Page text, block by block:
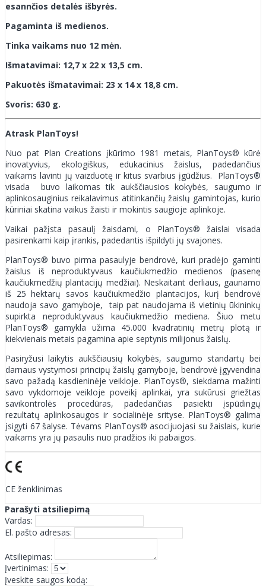
esannčios detalės išbyrės.
Pagaminta iš medienos.
Tinka vaikams nuo 12 mėn.
Išmatavimai: 12,7 x 22 x 13,5 cm.
Pakuotės išmatavimai: 23 x 14 x 18,8 cm.
Svoris: 630 g.
Atrask PlanToys!
Nuo pat Plan Creations įkūrimo 1981 metais, PlanToys® kūrė
inovatyvius, ekologiškus, edukacinius žaislus, padedančius
vaikams lavinti jų vaizduotę ir kitus svarbius įgūdžius. PlanToys®
visada buvo laikomas tik aukščiausios kokybės, saugumo ir
aplinkosauginius reikalavimus atitinkančių žaislų gamintojas, kurio
kūriniai skatina vaikus žaisti ir mokintis saugioje aplinkoje.
Vaikai pažįsta pasaulį žaisdami, o PlanToys® žaislai visada
pasirenkami kaip įrankis, padedantis išpildyti jų svajones.
PlanToys® buvo pirma pasaulyje bendrovė, kuri pradėjo gaminti
žaislus iš neproduktyvaus kaučiukmedžio medienos (pasenę
kaučiukmedžių plantacijų medžiai). Neskaitant derliaus, gaunamo
iš 25 hektarų savos kaučiukmedžio plantacijos, kurį bendrovė
naudoja savo gamyboje, taip pat naudojama iš vietinių ūkininkų
supirkta neproduktyvaus kaučiukmedžio mediena. Šiuo metu
PlanToys® gamykla užima 45.000 kvadratinių metrų plotą ir
kiekvienais metais pagamina apie septynis milijonus žaislų.
Pasiryžusi laikytis aukščiausių kokybės, saugumo standartų bei
darnaus vystymosi principų žaislų gamyboje, bendrovė įgyvendina
savo pažadą kasdieninėje veikloje. PlanToys®, siekdama mažinti
savo vykdomoje veikloje poveikį aplinkai, yra sukūrusi griežtas
savikontrolės procedūras, padedančias pasiekti įspūdingų
rezultatų aplinkosaugos ir socialinėje srityse. PlanToys® galima
įsigyti 67 šalyse. Tėvams PlanToys® asocijuojasi su žaislais, kurie
vaikams yra jų pasaulis nuo pradžios iki pabaigos.
CE ženklinimas
Parašyti atsiliepimą
Vardas:
El. pašto adresas:
Atsiliepimas:
Įvertinimas:
Įveskite saugos kodą: